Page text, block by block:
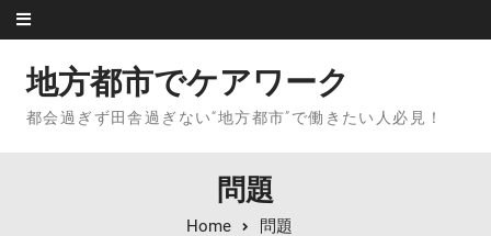
Skip to content
地方都市でケアワーク
都会過ぎず田舎過ぎない“地方都市”で働きたい人必見！
問題
Home 問題